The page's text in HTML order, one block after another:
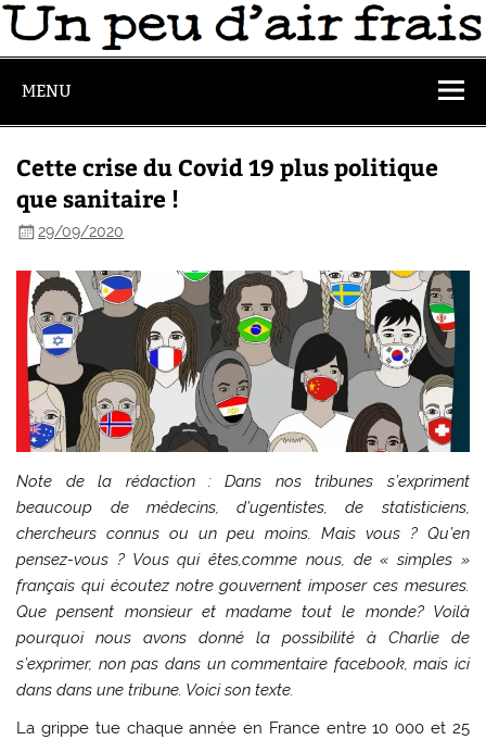
MENU
Cette crise du Covid 19 plus politique
que sanitaire !
29/09/2020
Note de la rédaction : Dans nos tribunes s’expriment
beaucoup de médecins, d’ugentistes, de statisticiens,
chercheurs connus ou un peu moins. Mais vous ? Qu’en
pensez-vous ? Vous qui êtes,comme nous, de « simples »
français qui écoutez notre gouvernent imposer ces mesures.
Que pensent monsieur et madame tout le monde? Voilà
pourquoi nous avons donné la possibilité à Charlie de
s’exprimer, non pas dans un commentaire facebook, mais ici
dans dans une tribune. Voici son texte.
La grippe tue chaque année en France entre 10 000 et 25